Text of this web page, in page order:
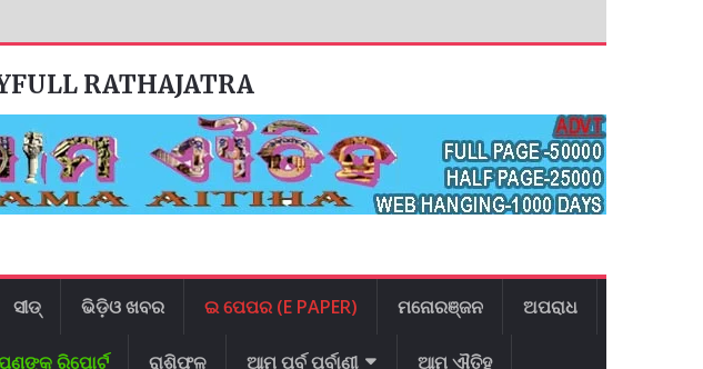
RATHAJATRA
ସୀଡ୍ ଭିଡ଼ିଓ ଖବର ଇ ପେପର (E PAPER) ମନୋରଞ୍ଜନ ଅପରାଧ
ରିପୋର୍ଟ ରାଶିଫଳ ଆମ ପର୍ବ ପର୍ବାଣୀ ଆମ ଐତିହ